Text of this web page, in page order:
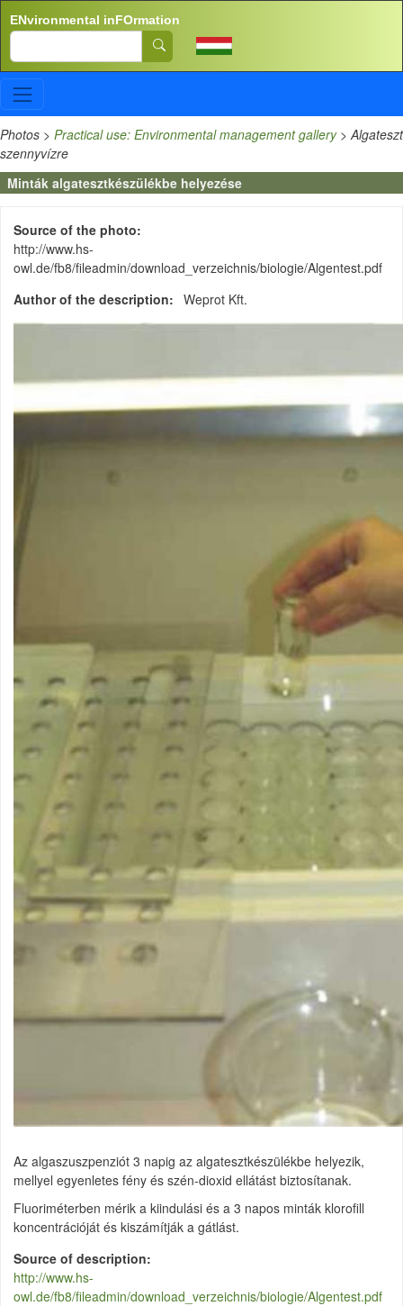
ENvironmental inFOrmation
Search
Photos > Practical use: Environmental management gallery>Algateszt
szennyvízre
Minták algatesztkészülékbe helyezése
Source of the photo
http://www.hs-
owl.de/fb8/fileadmin/download_verzeichnis/biologie/Algentest.pdf
Author of the description
Weprot Kft.
Az algaszuszpenziót 3 napig az algatesztkészülékbe helyezik,
mellyel egyenletes fény és szén-dioxid ellátást biztosítanak.
Fluoriméterben mérik a kiindulási és a 3 napos minták klorofill
koncentrációját és kiszámítják a gátlást.
Source of description
http://www.hs-
owl.de/fb8/fileadmin/download_verzeichnis/biologie/Algentest.pdf